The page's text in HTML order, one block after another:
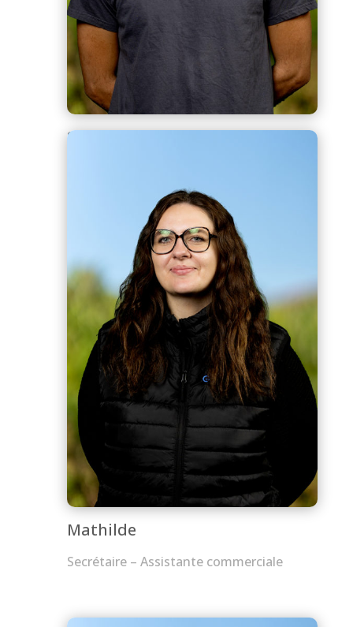
Steven
Mathilde
Secrétaire – Assistante commerciale